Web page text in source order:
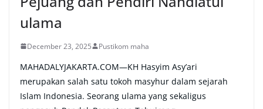
ulama
December 23, 2025 Pustikom maha
MAHADALYJAKARTA.COM—KH Hasyim Asy’ari
merupakan salah satu tokoh masyhur dalam sejarah
Islam Indonesia. Seorang ulama yang sekaligus